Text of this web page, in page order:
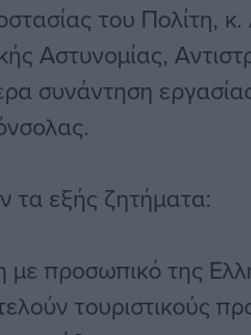
του Πολίτη, κ.
Αστυνομίας,
συνάντηση
τα εξής ζητήματα:
προσωπικό της
τουριστικούς